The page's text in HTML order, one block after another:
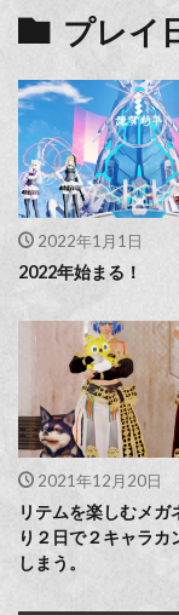
プレイ
2022年1月1日
2022年始まる！
2021年12月20日
リテムを楽しむメガ
り２日で２キャラカ
しまう。